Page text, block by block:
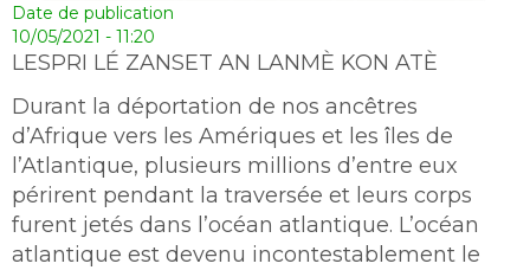
Date de publication
10/05/2021 - 11:20
LESPRI LÉ ZANSET AN LANMÈ KON ATÈ
Durant la déportation de nos ancêtres
d’Afrique vers les Amériques et les îles de
l’Atlantique, plusieurs millions d’entre eux
périrent pendant la traversée et leurs corps
furent jetés dans l’océan atlantique. L’océan
atlantique est devenu incontestablement le